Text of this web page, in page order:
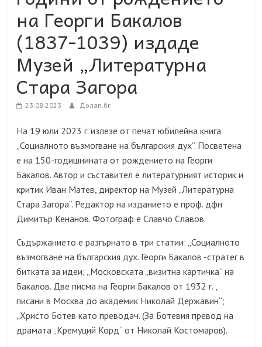
на Георги Бакалов
(1837-1039) издаде
Музей „Литературна
Стара Загора
23.08.2023 Долап.бг
На 19 юли 2023 г. излезе от печат юбилейна книга
„Социалното възмогване на българския дух“. Посветена
е на 150-годишнината от рождението на Георги
Бакалов. Автор и съставител е литературният историк и
критик Иван Матев, директор на Музей „Литературна
Стара Загора“. Редактор на изданието е проф. дфн
Димитър Кенанов. Фотограф е Славчо Славов.
Съдържанието е разгърнато в три статии: „Социалното
възмогване на българския дух. Георги Бакалов -стратег в
битката за идеи; „Московската „визитна картичка“ на
Бакалов. Две писма на Георги Бакалов от 1932 г. ,
писани в Москва до академик Николай Державин“;
„Христо Ботев като преводач.(За Ботевия превод на
драмата „Кремуций Корд“ от Николай Костомаров).